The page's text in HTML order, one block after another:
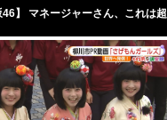
46】 マネージャーさん、これは超